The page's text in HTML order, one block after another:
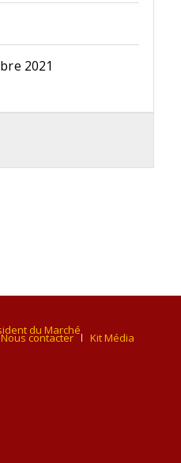
2021
du Marché
Nous contacter Kit Média